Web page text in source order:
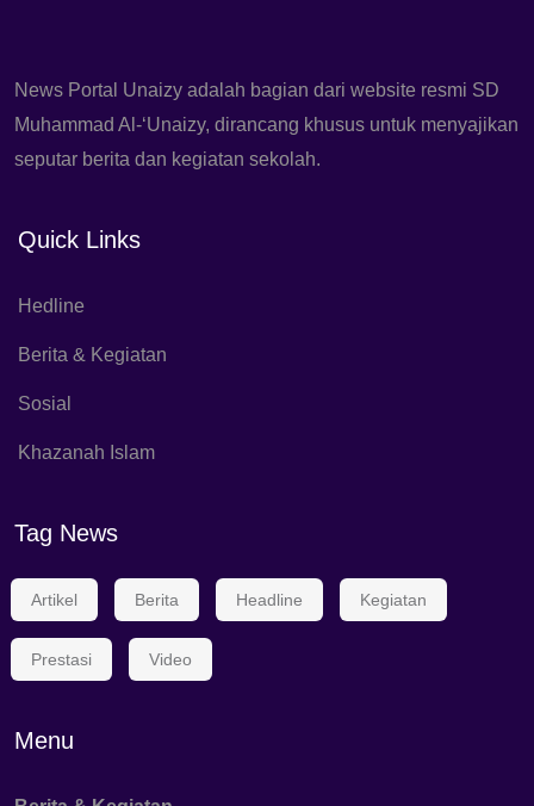
News Portal Unaizy adalah bagian dari website resmi SD
Muhammad Al-‘Unaizy, dirancang khusus untuk menyajikan
seputar berita dan kegiatan sekolah.
Quick Links
Hedline
Berita & Kegiatan
Sosial
Khazanah Islam
Tag News
Artikel Berita Headline Kegiatan
Prestasi Video
Menu